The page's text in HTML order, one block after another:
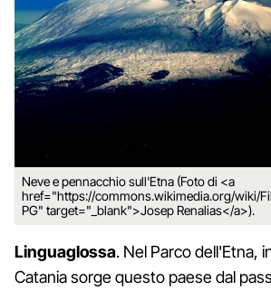
Neve e pennacchio sull'Etna (Foto di <a
href="https://commons.wikimedia.org/wiki/
PG" target="_blank">Josep Renalias</a>).
Linguaglossa. Nel Parco dell'Etna,
Catania sorge questo paese dal